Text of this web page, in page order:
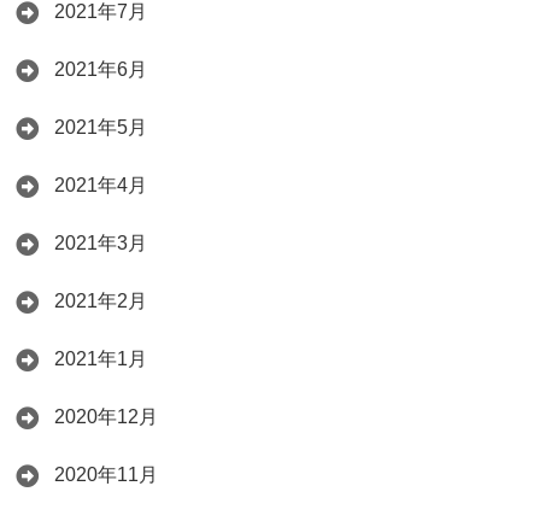
2021年7月
2021年6月
2021年5月
2021年4月
2021年3月
2021年2月
2021年1月
2020年12月
2020年11月